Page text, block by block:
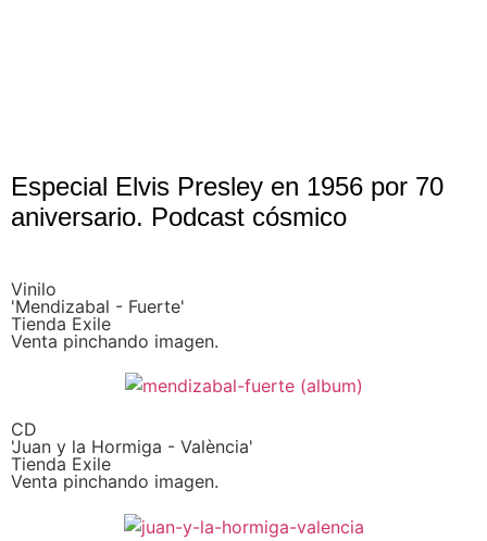
Especial Elvis Presley en 1956 por 70
aniversario. Podcast cósmico
Vinilo
'Mendizabal - Fuerte'
Tienda Exile
Venta pinchando imagen.
CD
'Juan y la Hormiga - València'
Tienda Exile
Venta pinchando imagen.